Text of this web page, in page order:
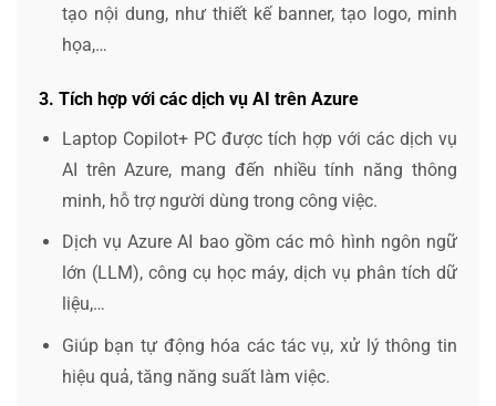
tạo nội dung, như thiết kế banner, tạo logo, minh
họa,…
3. Tích hợp với các dịch vụ AI trên Azure
Laptop Copilot+ PC được tích hợp với các dịch vụ
AI trên Azure, mang đến nhiều tính năng thông
minh, hỗ trợ người dùng trong công việc.
Dịch vụ Azure AI bao gồm các mô hình ngôn ngữ
lớn (LLM), công cụ học máy, dịch vụ phân tích dữ
liệu,…
Giúp bạn tự động hóa các tác vụ, xử lý thông tin
hiệu quả, tăng năng suất làm việc.